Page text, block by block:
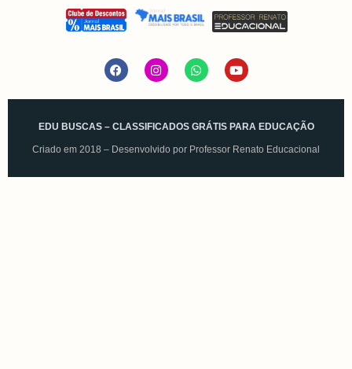
EDU BUSCAS – CLASSIFICADOS GRÁTIS PARA EDUCAÇÃO
Criado em 2018 – Desenvolvido por Professor Renato Educacional